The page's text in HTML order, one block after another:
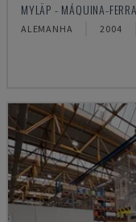
MYLÄP - MÁQUINA-
ALEMANHA 2004